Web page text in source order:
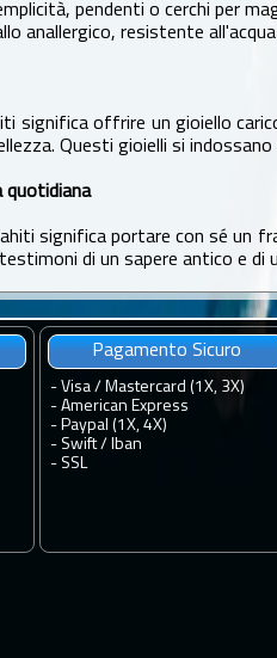
pendenti o cerchi per
anallergico, resistente
significa offrire un gioiello
Questi gioielli si
quotidiana
significa portare con sé un
di un sapere antico e
Pagamento Sicuro
- Visa / Mastercard (1X, 3X)
- American Express
- Paypal (1X, 4X)
- Swift / Iban
- SSL